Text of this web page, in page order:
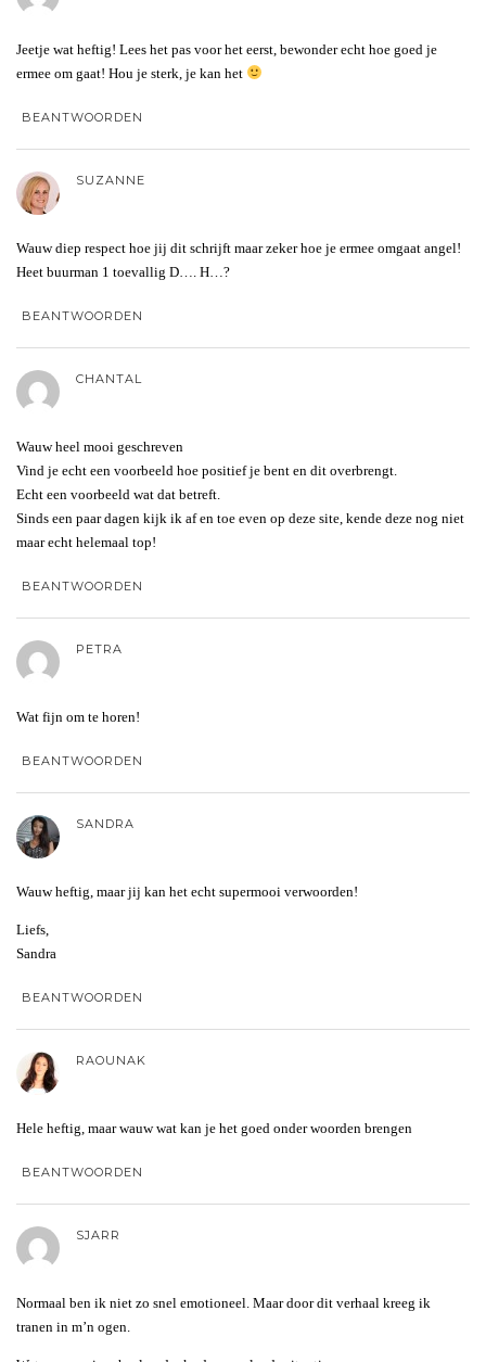
Jeetje wat heftig! Lees het pas voor het eerst, bewonder echt hoe goed je
ermee om gaat! Hou je sterk, je kan het
BEANTWOORDEN
SUZANNE
Wauw diep respect hoe jij dit schrijft maar zeker hoe je ermee omgaat angel!
Heet buurman 1 toevallig D…. H…?
BEANTWOORDEN
CHANTAL
Wauw heel mooi geschreven
Vind je echt een voorbeeld hoe positief je bent en dit overbrengt.
Echt een voorbeeld wat dat betreft.
Sinds een paar dagen kijk ik af en toe even op deze site, kende deze nog niet
maar echt helemaal top!
BEANTWOORDEN
PETRA
Wat fijn om te horen!
BEANTWOORDEN
SANDRA
Wauw heftig, maar jij kan het echt supermooi verwoorden!
Liefs,
Sandra
BEANTWOORDEN
RAOUNAK
Hele heftig, maar wauw wat kan je het goed onder woorden brengen
BEANTWOORDEN
SJARR
Normaal ben ik niet zo snel emotioneel. Maar door dit verhaal kreeg ik
tranen in m’n ogen.